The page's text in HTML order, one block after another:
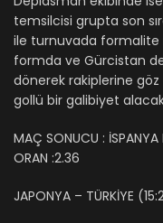
temsilcisi grupta son
ile turnuvada formalite
formda ve Gürcistan
dönerek rakiplerine göz
gollü bir galibiyet
MAÇ SONUCU :
ORAN :2.36
JAPONYA – TÜRKİYE